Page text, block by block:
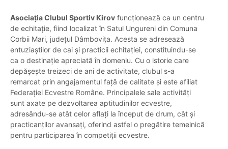
Asociația Clubul Sportiv Kirov funcționează ca un centru
de echitație, fiind localizat în Satul Ungureni din Comuna
Corbii Mari, județul Dâmbovița. Acesta se adresează
entuziaștilor de cai și practicii echitației, constituindu-se
ca o destinație apreciată în domeniu. Cu o istorie care
depășește treizeci de ani de activitate, clubul s-a
remarcat prin angajamentul față de calitate și este afiliat
Federației Ecvestre Române. Principalele sale activități
sunt axate pe dezvoltarea aptitudinilor ecvestre,
adresându-se atât celor aflați la început de drum, cât și
practicanților avansați, oferind astfel o pregătire temeinică
pentru participarea în competiții ecvestre.